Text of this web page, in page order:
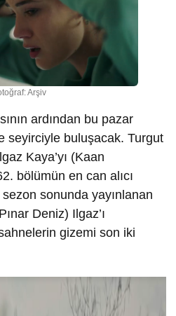
Arşiv
ardından bu pazar
seyirciyle buluşacak. Turgut
Kaya’yı (Kaan
bölümün en can alıcı
sonunda yayınlanan
Deniz) Ilgaz’ı
gizemi son iki